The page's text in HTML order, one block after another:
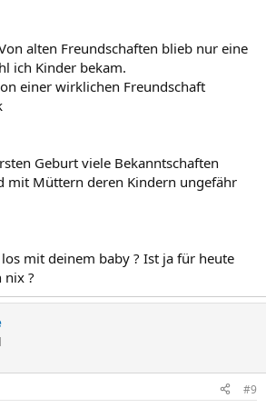
alten Freundschaften blieb nur eine
ich Kinder bekam.
einer wirklichen Freundschaft
Geburt viele Bekanntschaften
mit Müttern deren Kindern ungefähr
mit deinem baby ? Ist ja für heute
nix ?
#9